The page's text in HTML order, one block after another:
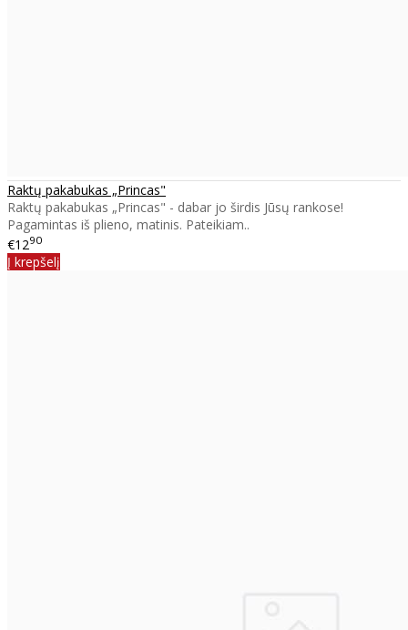
Raktų pakabukas „Princas"
Raktų pakabukas „Princas" - dabar jo širdis Jūsų rankose!
Pagamintas iš plieno, matinis. Pateikiam..
€1290
Į krepšelį